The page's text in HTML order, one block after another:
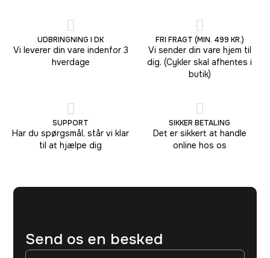
UDBRINGNING I DK
Vi leverer din vare indenfor 3
hverdage
FRI FRAGT (MIN. 499 KR.)
Vi sender din vare hjem til
dig. (Cykler skal afhentes i
butik)
SUPPORT
Har du spørgsmål, står vi klar
til at hjælpe dig
SIKKER BETALING
Det er sikkert at handle
online hos os
Send os en besked